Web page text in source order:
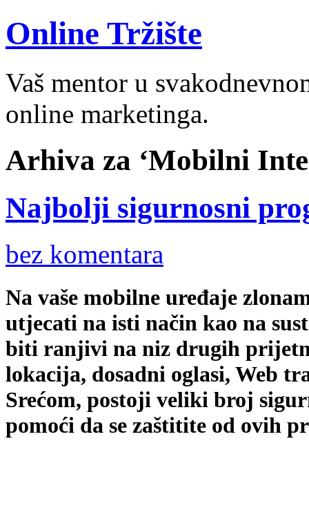
Online Tržište
Vaš mentor u
online marketinga.
Arhiva za ‘Mobilni
Najbolji sigurnosni
bez komentara
Na vaše mobilne uređaje
utjecati na isti način kao na
biti ranjivi na niz drugih
lokacija, dosadni oglasi, Web
Srećom, postoji veliki broj
pomoći da se zaštitite od ovih